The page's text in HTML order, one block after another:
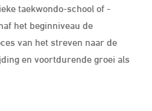
taekwondo-school of -
het beginniveau de
van het streven naar de
en voortdurende groei als